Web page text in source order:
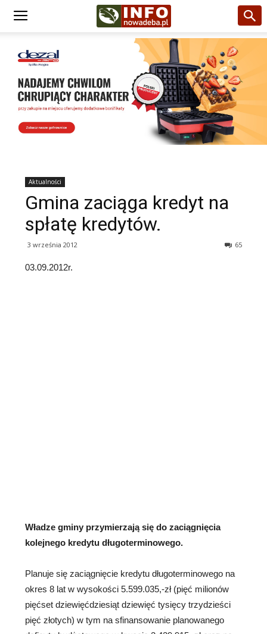
Aktualności
Gmina zaciąga kredyt na
spłatę kredytów.
3 września 2012 65
03.09.2012r.
Władze gminy przymierzają się do zaciągnięcia
kolejnego kredytu długoterminowego.
Planuje się zaciągnięcie kredytu długoterminowego na
okres 8 lat w wysokości 5.599.035,-zł (pięć milionów
pięćset dziewięćdziesiąt dziewięć tysięcy trzydzieści
pięć złotych) w tym na sfinansowanie planowanego